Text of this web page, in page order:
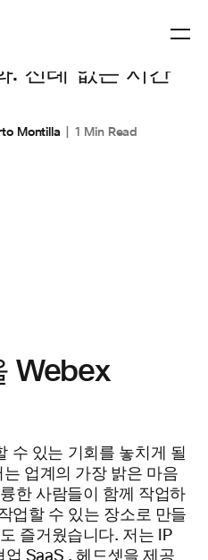
: 전례 없는 시간
Montilla 1 Min Read
Webex
수 있는 기회를 놓치게 될
업계의 가장 밝은 마음
한 사람들이 함께 작업하
업할 수 있는 장소로 만들
즐거웠습니다. 저는 IP
업 SaaS ,헤드셋을 제공